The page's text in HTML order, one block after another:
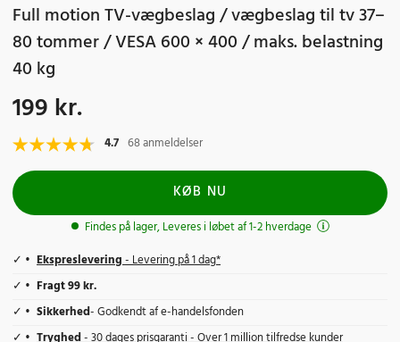
Full motion TV-vægbeslag / vægbeslag til tv 37–
80 tommer / VESA 600 × 400 / maks. belastning
40 kg
Pris:199 kr.
199 kr.
4.7 68 anmeldelser
KØB NU
Findes på lager, Leveres i løbet af 1-2 hverdage
Ekspreslevering- Levering på 1 dag*
Fragt 99 kr.
Sikkerhed- Godkendt af e-handelsfonden